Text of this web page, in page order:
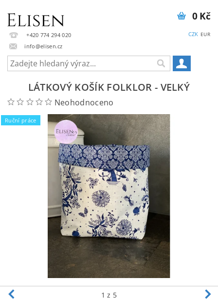
+420 774 294 020
info@elisen.cz
CZK EUR
0 Kč
LÁTKOVÝ KOŠÍK FOLKLOR - VELKÝ
Neohodnoceno
Ruční práce
1 z 5